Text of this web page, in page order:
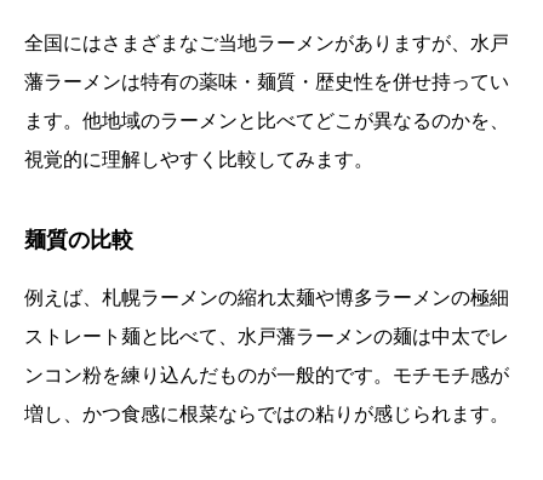
全国にはさまざまなご当地ラーメンがありますが、水戸
藩ラーメンは特有の薬味・麺質・歴史性を併せ持ってい
ます。他地域のラーメンと比べてどこが異なるのかを、
視覚的に理解しやすく比較してみます。
麺質の比較
例えば、札幌ラーメンの縮れ太麺や博多ラーメンの極細
ストレート麺と比べて、水戸藩ラーメンの麺は中太でレ
ンコン粉を練り込んだものが一般的です。モチモチ感が
増し、かつ食感に根菜ならではの粘りが感じられます。